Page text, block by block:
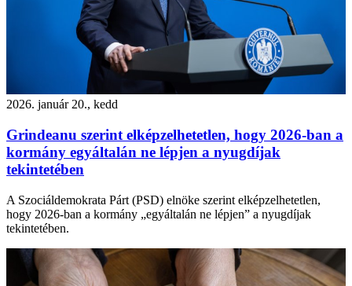
2026. január 20., kedd
Grindeanu szerint elképzelhetetlen, hogy 2026-ban a
kormány egyáltalán ne lépjen a nyugdíjak
tekintetében
A Szociáldemokrata Párt (PSD) elnöke szerint elképzelhetetlen,
hogy 2026-ban a kormány „egyáltalán ne lépjen” a nyugdíjak
tekintetében.